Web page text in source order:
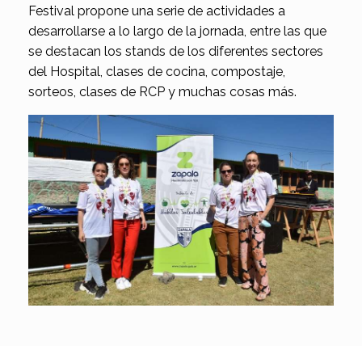
Festival propone una serie de actividades a
desarrollarse a lo largo de la jornada, entre las que
se destacan los stands de los diferentes sectores
del Hospital, clases de cocina, compostaje,
sorteos, clases de RCP y muchas cosas más.